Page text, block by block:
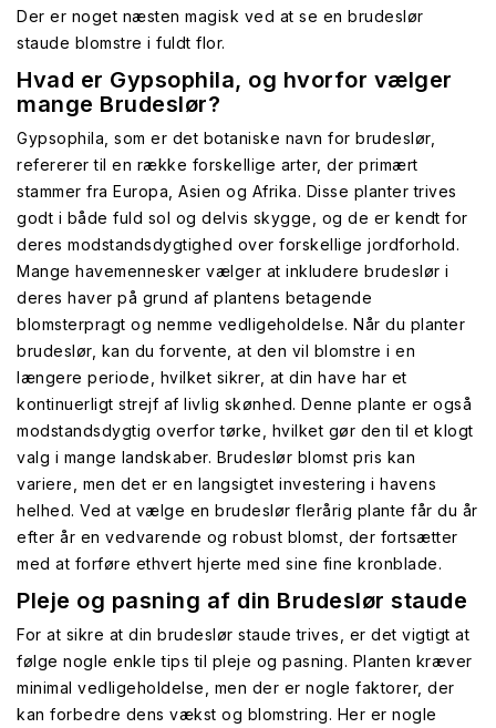
Der er noget næsten magisk ved at se en brudeslør
staude blomstre i fuldt flor.
Hvad er Gypsophila, og hvorfor vælger
mange Brudeslør?
Gypsophila, som er det botaniske navn for brudeslør,
refererer til en række forskellige arter, der primært
stammer fra Europa, Asien og Afrika. Disse planter trives
godt i både fuld sol og delvis skygge, og de er kendt for
deres modstandsdygtighed over forskellige jordforhold.
Mange havemennesker vælger at inkludere brudeslør i
deres haver på grund af plantens betagende
blomsterpragt og nemme vedligeholdelse. Når du planter
brudeslør, kan du forvente, at den vil blomstre i en
længere periode, hvilket sikrer, at din have har et
kontinuerligt strejf af livlig skønhed. Denne plante er også
modstandsdygtig overfor tørke, hvilket gør den til et klogt
valg i mange landskaber. Brudeslør blomst pris kan
variere, men det er en langsigtet investering i havens
helhed. Ved at vælge en brudeslør flerårig plante får du år
efter år en vedvarende og robust blomst, der fortsætter
med at forføre ethvert hjerte med sine fine kronblade.
Pleje og pasning af din Brudeslør staude
For at sikre at din brudeslør staude trives, er det vigtigt at
følge nogle enkle tips til pleje og pasning. Planten kræver
minimal vedligeholdelse, men der er nogle faktorer, der
kan forbedre dens vækst og blomstring. Her er nogle